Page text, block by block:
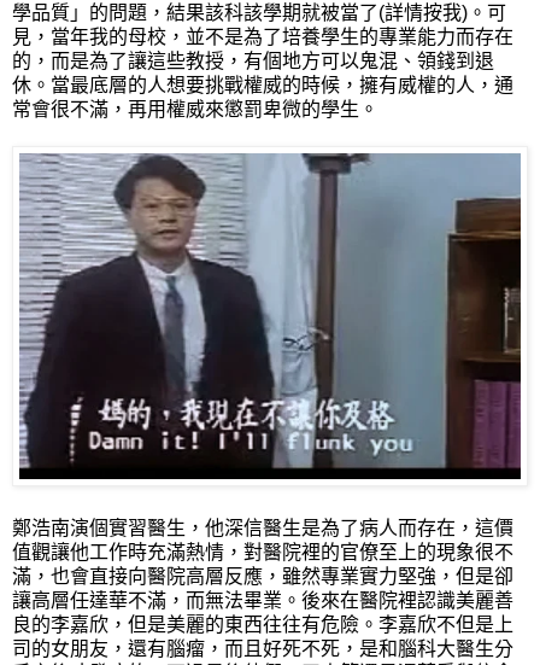
學品質」的問題，結果該科該學期就被當了(詳情按我) 。可
見，當年我的母校，並不是為了培養學生的專業能力而存在
的，而是為了讓這些教授，有個地方可以鬼混、領錢到退
休。當最底層的人想要挑戰權威的時候，擁有威權的人，通
常會很不滿，再用權威來懲罰卑微的學生。
鄭浩南演個實習醫生，他深信醫生是為了病人而存在，這價
值觀讓他工作時充滿熱情，對醫院裡的官僚至上的現象很不
滿，也會直接向醫院高層反應，雖然專業實力堅強，但是卻
讓高層任達華不滿，而無法畢業。後來在醫院裡認識美麗善
良的李嘉欣，但是美麗的東西往往有危險。李嘉欣不但是上
司的女朋友，還有腦瘤，而且好死不死，是和腦科大醫生分